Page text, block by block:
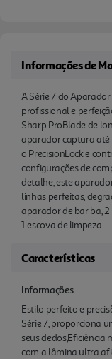
Informações de
A Série 7 do
profissional e
Sharp ProBlade de
aparador captura até
o PrecisionLock e
configurações de
detalhe, este
linhas perfeitas,
aparador de bar ba, 2
1 escova de limpeza.
Características
Informações
Estilo perfeito e
Série 7, proporciona
seus dedos,Eficiência
com a lâmina ultra